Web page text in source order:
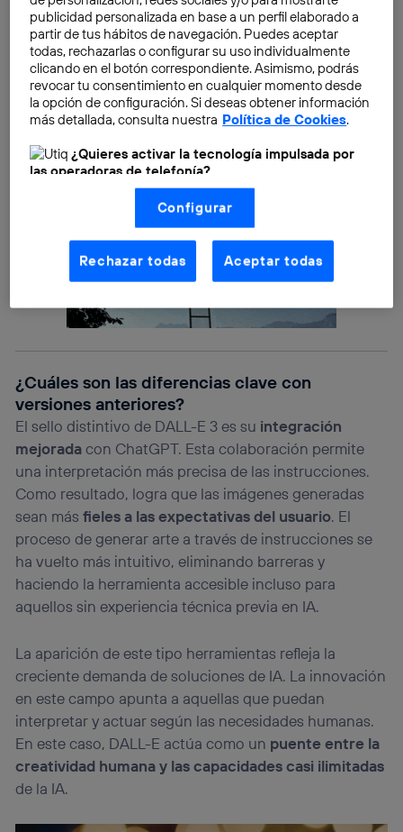
¿Cuáles son las diferencias clave con
versiones anteriores?
El sello distintivo de DALL-E 3 es su integración
mejoradacon ChatGPT. Esta colaboración permite
una interpretación más precisa de las instrucciones.
Como resultado, logra que las imágenes generadas
sean másfieles a las expectativas del usuario. El
proceso de generar arte a través de instrucciones se
ha vuelto más intuitivo, eliminando barreras y
haciendo la herramienta accesible incluso para
aquellos sin experiencia técnica previa en IA.
La aparición de este tipo herramientas refleja la
creciente demanda de soluciones de IA. La innovación
en este campo apunta a aquellas que puedan
interpretar y actuar según las necesidades humanas.
En este caso, DALL-E actúa como un puente entre la
creatividad humana y las capacidades casi ilimitadas
de la IA.
publicidad personalizada en base a un perfil elaborado a
partir de tus hábitos de navegación. Puedes aceptar
todas, rechazarlas o configurar su uso individualmente
clicando en el botón correspondiente. Asimismo, podrás
revocar tu consentimiento en cualquier momento desde
la opción de configuración. Si deseas obtener información
más detallada, consulta nuestra Política de Cookies.
¿Quieres activar la tecnología impulsada por
las operadoras de telefonía?
Nosotros, Telefónica S.A., utilizamos la tecnología Utiq para
realizar nuestras acciones de marketing digital o análisis
(como se describe en este aviso de consentimiento)
basadas en tu navegación en nuestra(s) web(s)
aquí(solo cuando utilizas una conexión a
internet habilitada , proporcionada por una de las
operadoras de telefonía participantes, y otorgas tu
La tecnología Utiq está diseñada con la privacidad como
operadora de telefonía, utilizando tu dirección IP y otra
información de la cuenta de cliente de
telecomunicaciones vinculada a la conexión que utilizas
(p. ej., número de teléfono móvil).
Este identificador se asigna a la conexión de internet, por
lo que cualquier persona que conecte su dispositivo y
consienta el uso de la tecnología recibirá el mismo
identificador. Típicamente:
Si utilizas unaconexión de banda ancha(p. ej., Wi-Fi),
el marketing o análisis se realizará en función de las
actividades de navegación de los miembros del hogar
que hayan dado su consentimiento.
Si utilizasdatos móviles, el marketing será más
navegación del usuario del móvil.
Puedes gestionar los consentimientos Utiq seleccionando
“Administrar Utiq” en la parte inferior de esta página web o
visitando el portal de privacidad de Utiq
(“consenthub”). Para más información, consulta
la política de privacidad de Utiq.
Configurar
Rechazar todas Aceptar todas